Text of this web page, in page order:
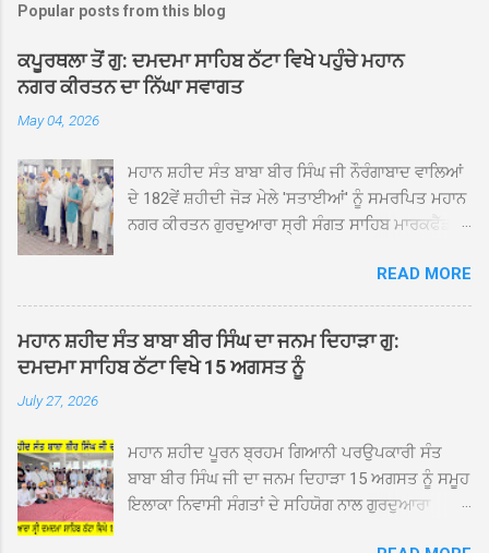
Popular posts from this blog
ਕਪੂਰਥਲਾ ਤੋਂ ਗੁ: ਦਮਦਮਾ ਸਾਹਿਬ ਠੱਟਾ ਵਿਖੇ ਪਹੁੰਚੇ ਮਹਾਨ
ਨਗਰ ਕੀਰਤਨ ਦਾ ਨਿੱਘਾ ਸਵਾਗਤ
May 04, 2026
ਮਹਾਨ ਸ਼ਹੀਦ ਸੰਤ ਬਾਬਾ ਬੀਰ ਸਿੰਘ ਜੀ ਨੌਰੰਗਾਬਾਦ ਵਾਲਿਆਂ
ਦੇ 182ਵੇਂ ਸ਼ਹੀਦੀ ਜੋੜ ਮੇਲੇ 'ਸਤਾਈਆਂ' ਨੂੰ ਸਮਰਪਿਤ ਮਹਾਨ
ਨਗਰ ਕੀਰਤਨ ਗੁਰਦੁਆਰਾ ਸ੍ਰੀ ਸੰਗਤ ਸਾਹਿਬ ਮਾਰਕਫੈੱਡ
ਸਰਪ੍ਰਸਤੀ ਹੇਠ, ਪੰਜ ਪਿਆਰਿਆਂ ਦੀ ਅਗਵਾਈ ਵਿੱਚ
ਮਹੱਲਾ ਸੰਤਪੁਰਾ ਤੋਂ ਪ੍ਰਾਰੰਭ ਹੋ ਕੇ ਪਿੰਡ ਭਗਤਪੁਰ,
ਭਗਵਾਨਪੁਰ, ਝੁੱਗੀਆਂ ਗੁਲਾਮ, ਮਜਾਦਪੁਰ, ਕੁੱਲੀਆਂ, ਰੱਤਾ ਨੌ
ਅਬਾਦ, ਕੋਲੀਆਂਵਾਲ, ਅੱਡਾ ਸਾਬੂਵਾਲ, ਦਰੀਏਵਾਲ,
ਟੋਡਰਵਾਲ, ਨਵਾਂ ਠੱਟਾ, ਪੁਰਾਣਾ ਠੱਟਾ ਤੋਂ ਹੁੰਦਾ ਹੋਇਆ
ਵਿਖੇ ਪਹੁੰਚਣ ’ਤੇ ਮੁੱਖ ਸੇਵਾਦਾਰ ਸੰਤ ਬਾਬਾ ਹਰਜੀਤ ਸਿੰਘ ਤੇ
ਇਲਾਕੇ ਦੀਆਂ ਸੰਗਤਾਂ ਵੱਲੋਂ ਜੈਕਾਰਿਆਂ ਦੀ ਗੂੰਜ ਵਿਚ ਨਿੱਘਾ
ਸਵਾਗਤ ਕੀਤਾ ਗਿਆ। ਗੁਰਦੁਆਰਾ ਸ੍ਰੀ ਦਮਦਮਾ ਸਾਹਿਬ
READ MORE
ਮਹਾਨ ਸ਼ਹੀਦ ਸੰਤ ਬਾਬਾ ਬੀਰ ਸਿੰਘ ਦਾ ਜਨਮ ਦਿਹਾੜਾ ਗੁ:
ਦਮਦਮਾ ਸਾਹਿਬ ਠੱਟਾ ਵਿਖੇ 15 ਅਗਸਤ ਨੂੰ
July 27, 2026
ਮਹਾਨ ਸ਼ਹੀਦ ਪੂਰਨ ਬ੍ਰਹਮ ਗਿਆਨੀ ਪਰਉਪਕਾਰੀ ਸੰਤ
ਬਾਬਾ ਬੀਰ ਸਿੰਘ ਜੀ ਦਾ ਜਨਮ ਦਿਹਾੜਾ 15 ਅਗਸਤ ਨੂੰ ਸਮੂਹ
ਇਲਾਕਾ ਨਿਵਾਸੀ ਸੰਗਤਾਂ ਦੇ ਸਹਿਯੋਗ ਨਾਲ ਗੁਰਦੁਆਰਾ